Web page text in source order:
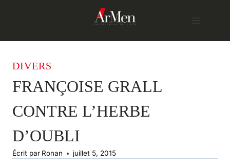
DIVERS
FRANÇOISE GRALL
CONTRE L’HERBE
D’OUBLI
Écrit par Ronan juillet 5, 2015